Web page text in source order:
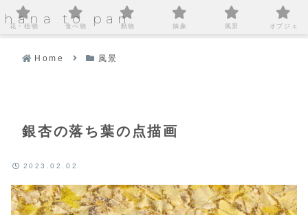
hana to pan
Home 風景
銀杏の落ち葉の点描画
2023.02.02
花・植物 食べ物 動物 抽象 風景 オブジェ